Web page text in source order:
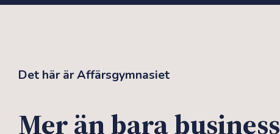
Det här är Affärsgymnasiet
Mer än bara business